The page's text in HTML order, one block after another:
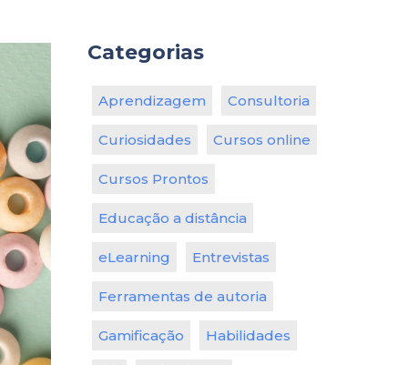
Categorias
Aprendizagem Consultoria
Curiosidades Cursos online
Cursos Prontos
Educação a distância
eLearning Entrevistas
Ferramentas de autoria
Gamificação Habilidades